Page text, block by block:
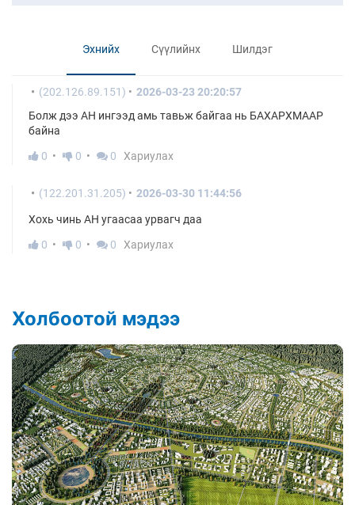
Эхнийх Сүүлийнх Шилдэг
(202.126.89.151)
2026-03-23 20:20:57
Болж дээ АН ингээд амь тавьж байгаа нь БАХАРХМААР
байна
0
0 0 Хариулах
(122.201.31.205) 2026-03-30 11:44:56
Хохь чинь АН угаасаа урвагч даа
0
0 0 Хариулах
Холбоотой мэдээ